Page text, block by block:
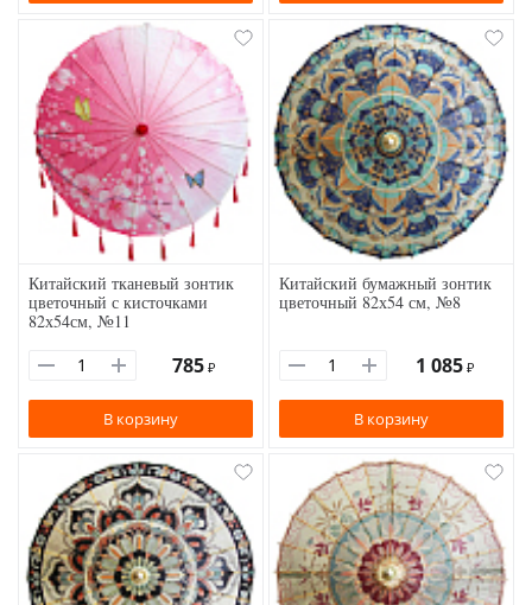
Китайский тканевый зонтик
цветочный с кисточками
82х54см, №11
785 ₽
В корзину
Китайский бумажный зонтик
цветочный 82х54 см, №8
1 085 ₽
В корзину